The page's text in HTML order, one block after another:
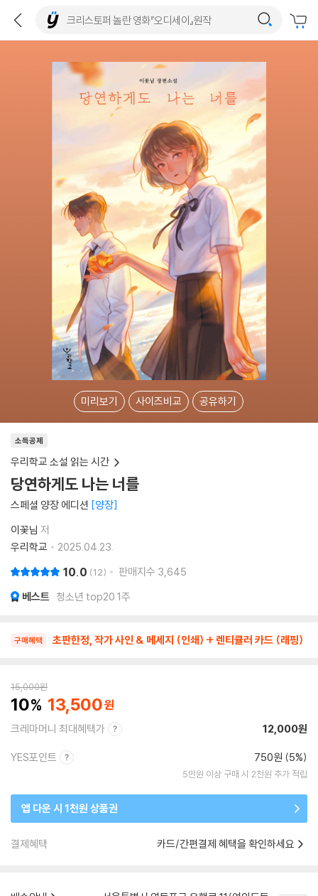
미리보기 사이즈비교 공유하기
소득공제
우리학교 소설 읽는 시간
당연하게도 나는 너를
스페셜 양장 에디션 양장
이꽃님 저
우리학교
2025.04.23.
10.0 12 판매지수 3,645
베스트 청소년 top20 1주
구매혜택 초판한정, 작가 사인 & 메세지 (인쇄) + 렌티큘러 카드 (래핑)
15,000원
10 13,500
크레마머니 최대혜택가 12,000원
YES포인트 750원 (5%)
5만원 이상 구매 시 2천원 추가 적립
앱 다운 시 1천원 상품권
결제혜택 카드/간편결제 혜택을 확인하세요